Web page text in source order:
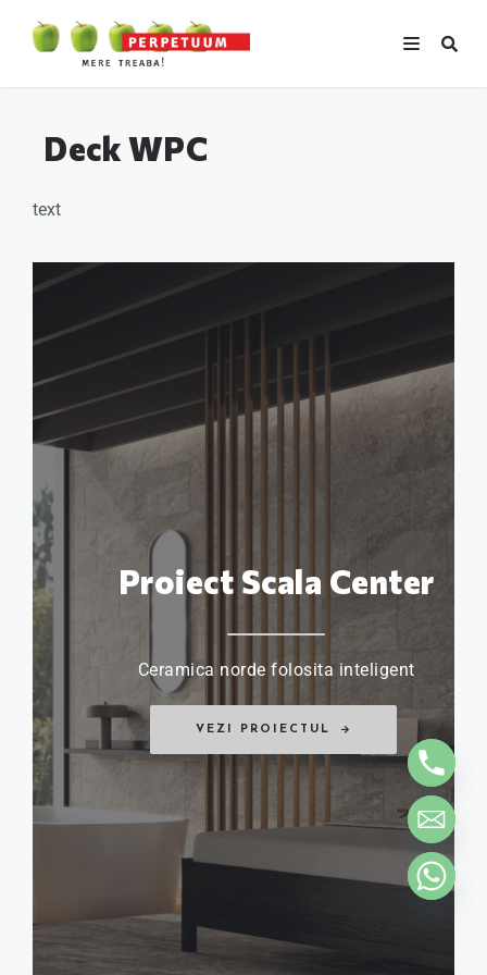
Deck WPC
text
Proiect Scala Center
Ceramica norde folosita inteligent
VEZI PROIECTUL